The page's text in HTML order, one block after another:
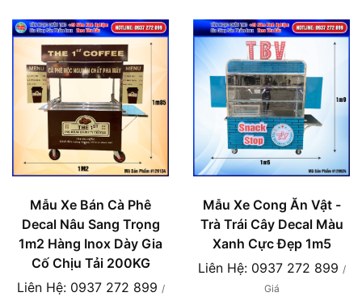
Mẫu Xe Bán Cà Phê
Decal Nâu Sang Trọng
1m2 Hàng Inox Dày Gia
Cố Chịu Tải 200KG
Liên Hệ: 0937 272 899 /
Mẫu Xe Cong Ăn Vật -
Trà Trái Cây Decal Màu
Xanh Cực Đẹp 1m5
Liên Hệ: 0937 272 899 /
Giá